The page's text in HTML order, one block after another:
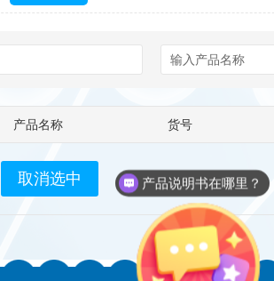
Biotez Berlin Diametra
Berry & Associates Zedira
LGC Maine Standards Biolife
Abbexa AbD Serotec
产品名称 货号
取消选中 产品说明书在哪里？